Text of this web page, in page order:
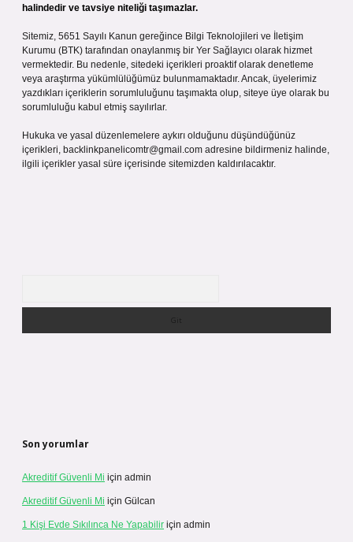
halindedir ve tavsiye niteliği taşımazlar.
Sitemiz, 5651 Sayılı Kanun gereğince Bilgi Teknolojileri ve İletişim
Kurumu (BTK) tarafından onaylanmış bir Yer Sağlayıcı olarak hizmet
vermektedir. Bu nedenle, sitedeki içerikleri proaktif olarak denetleme
veya araştırma yükümlülüğümüz bulunmamaktadır. Ancak, üyelerimiz
yazdıkları içeriklerin sorumluluğunu taşımakta olup, siteye üye olarak bu
sorumluluğu kabul etmiş sayılırlar.
Hukuka ve yasal düzenlemelere aykırı olduğunu düşündüğünüz
içerikleri, backlinkpanelicomtr@gmail.com adresine bildirmeniz halinde,
ilgili içerikler yasal süre içerisinde sitemizden kaldırılacaktır.
Son yorumlar
Akreditif Güvenli Mi için admin
Akreditif Güvenli Mi için Gülcan
1 Kişi Evde Sıkılınca Ne Yapabilir için admin